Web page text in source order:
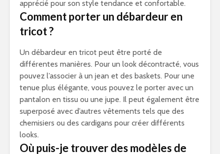
apprécié pour son style tendance et confortable.
Comment porter un débardeur en
tricot ?
Un débardeur en tricot peut être porté de
différentes manières. Pour un look décontracté, vous
pouvez l’associer à un jean et des baskets. Pour une
tenue plus élégante, vous pouvez le porter avec un
pantalon en tissu ou une jupe. Il peut également être
superposé avec d’autres vêtements tels que des
chemisiers ou des cardigans pour créer différents
looks.
Où puis-je trouver des modèles de